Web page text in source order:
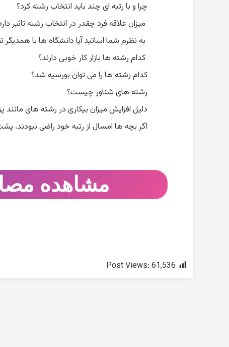
چرا و با رتبه ای چند باید انتخاب رشته کرد؟
میزان علاقه فرد چقدر در انتخاب رشته تاثیر
به نظرم شما اساتید آیا دانشگاه ها با
کدام رشته ها بازار کار خوبی دارند؟
کدام رشته ها را می توان بورسیه شد؟
رشته های شناور چیست؟
دلیل افزایش میزان بیکاری در رشته های
اگر بچه ها امسال از رتبه خود راضی نبودند،
مشاهده
Post Views: 61,536